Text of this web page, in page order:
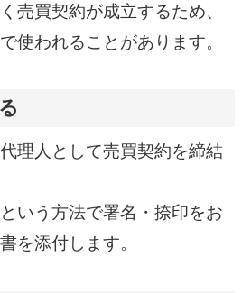
売買契約が成立するため、
使われることがあります。
理人として売買契約を締結
いう方法で署名・捺印をお
を添付します。